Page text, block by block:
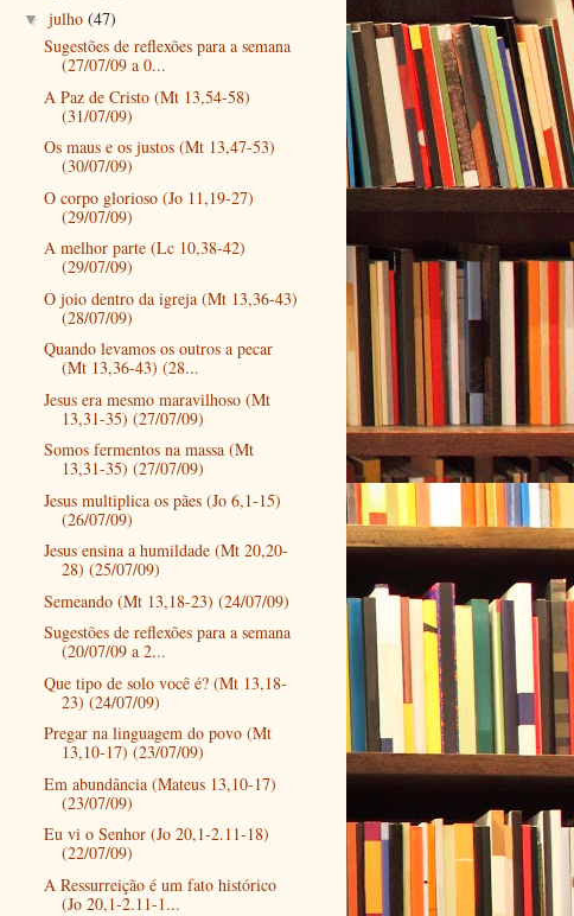
▼ julho (47)
Sugestões de reflexões para a semana
(27/07/09 a 0...
A Paz de Cristo (Mt 13,54-58)
(31/07/09)
Os maus e os justos (Mt 13,47-53)
(30/07/09)
O corpo glorioso (Jo 11,19-27)
(29/07/09)
A melhor parte (Lc 10,38-42)
(29/07/09)
O joio dentro da igreja (Mt 13,36-43)
(28/07/09)
Quando levamos os outros a pecar
(Mt 13,36-43) (28...
Jesus era mesmo maravilhoso (Mt
13,31-35) (27/07/09)
Somos fermentos na massa (Mt
13,31-35) (27/07/09)
Jesus multiplica os pães (Jo 6,1-15)
(26/07/09)
Jesus ensina a humildade (Mt 20,20-
28) (25/07/09)
Semeando (Mt 13,18-23) (24/07/09)
Sugestões de reflexões para a semana
(20/07/09 a 2...
Que tipo de solo você é? (Mt 13,18-
23) (24/07/09)
Pregar na linguagem do povo (Mt
13,10-17) (23/07/09)
Em abundância (Mateus 13,10-17)
(23/07/09)
Eu vi o Senhor (Jo 20,1-2.11-18)
(22/07/09)
A Ressurreição é um fato histórico
(Jo 20,1-2.11-1...